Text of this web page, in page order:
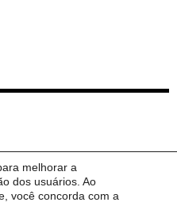
melhorar a
dos usuários. Ao
você concorda com a